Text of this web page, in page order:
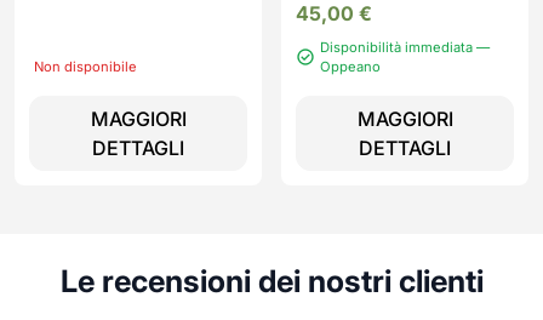
Non disponibile
MAGGIORI
DETTAGLI
45,00 €
Disponibilità immediata —
Oppeano
MAGGIORI
DETTAGLI
Le recensioni dei nostri clienti